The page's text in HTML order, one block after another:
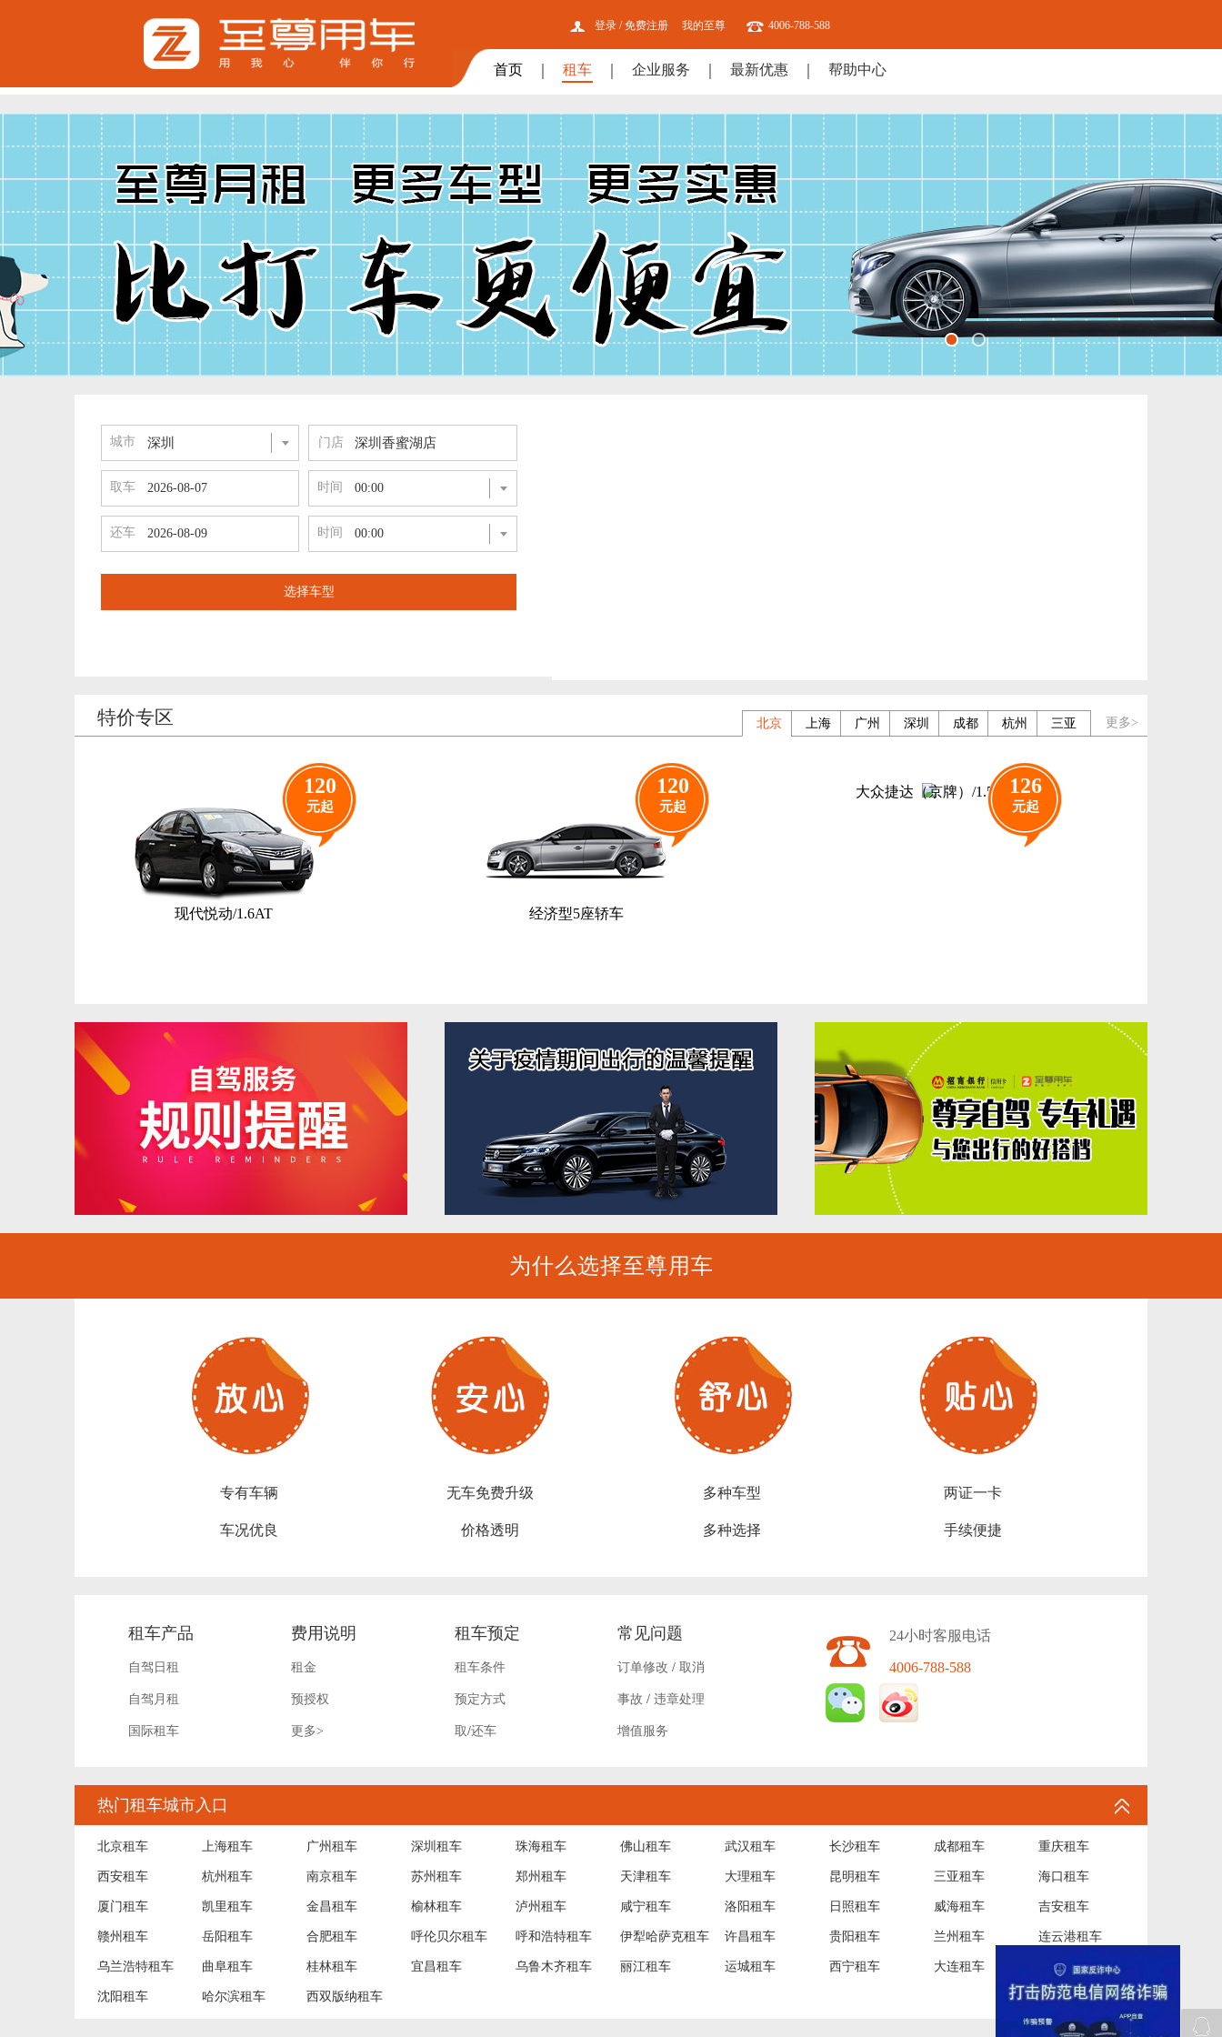
登录 / 免费注册 我的至尊 4006-788-588
首页 租车 企业服务 最新优惠 帮助中心
城市 门店 深圳香蜜湖店
取车 时间
还车 时间
选择车型
特价专区 北京 上海 广州 深圳 成都 杭州 三亚 更多>
120
元起
现代悦动/1.6AT
120
元起
经济型5座轿车
126
元起
大众捷达（京牌）/1.5L
为什么选择至尊用车
专有车辆
车况优良
无车免费升级
价格透明
多种车型
多种选择
两证一卡
手续便捷
租车产品
自驾日租
自驾月租
国际租车
费用说明
租金
预授权
更多>
租车预定
租车条件
预定方式
取/还车
常见问题
订单修改 /取消
事故 /违章处理
增值服务
24小时客服电话
4006-788-588
热门租车城市入口
北京租车 上海租车 广州租车 深圳租车 珠海租车 佛山租车 武汉租车 长沙租车 成都租车 重庆租车
西安租车 杭州租车 南京租车 苏州租车 郑州租车 天津租车 大理租车 昆明租车 三亚租车 海口租车
厦门租车 凯里租车 金昌租车 榆林租车 泸州租车 咸宁租车 洛阳租车 日照租车 威海租车 吉安租车
赣州租车 岳阳租车 合肥租车 呼伦贝尔租车 呼和浩特租车 伊犁哈萨克租车 许昌租车 贵阳租车 兰州租车 连云港租车
乌兰浩特租车 曲阜租车 桂林租车 宜昌租车 乌鲁木齐租车 丽江租车 运城租车 西宁租车 大连租车 琼海租车
沈阳租车 哈尔滨租车 西双版纳租车